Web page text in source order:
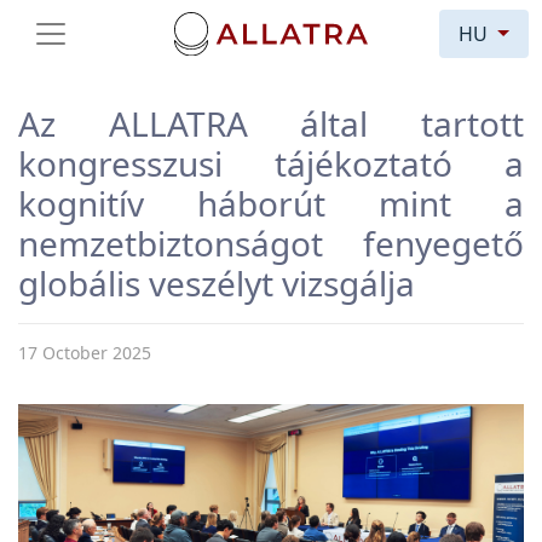
HU
Az ALLATRA által tartott
kongresszusi tájékoztató a
kognitív háborút mint a
nemzetbiztonságot fenyegető
globális veszélyt vizsgálja
17 October 2025